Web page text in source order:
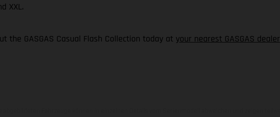
XXL.
the GASGAS Casual Flash Collection today at your nearest GASGAS dealer